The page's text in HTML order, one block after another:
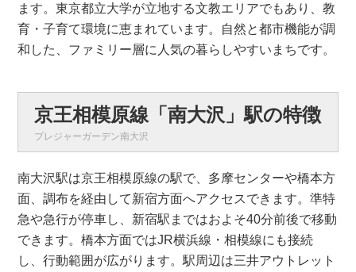
ます。東京都立大学が立地する文教エリアでもあり、教
育・子育て環境に恵まれています。自然と都市機能が調
和した、ファミリー層に人気の暮らしやすいまちです。
京王相模原線「南大沢」駅の特徴
プレジャーガーデン南大沢
南大沢駅は京王相模原線の駅で、多摩センターや橋本方
面、調布を経由して新宿方面へアクセスできます。準特
急や急行が停車し、新宿駅まではおよそ40分前後で移動
できます。橋本方面ではJR横浜線・相模線にも接続
し、行動範囲が広がります。駅周辺は三井アウトレット